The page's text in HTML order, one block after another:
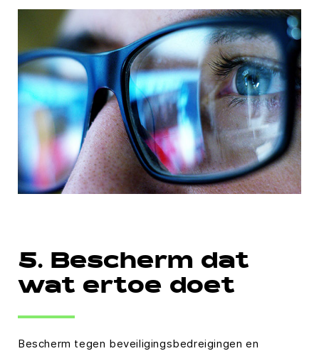
5. Bescherm dat
wat ertoe doet
Bescherm tegen beveiligingsbedreigingen en